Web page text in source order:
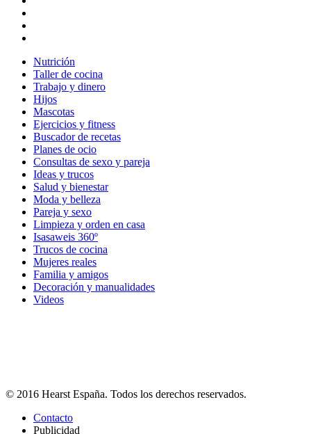
Nutrición
Taller de cocina
Trabajo y dinero
Hijos
Mascotas
Ejercicios y fitness
Buscador de recetas
Planes de ocio
Consultas de sexo y pareja
Ideas y trucos
Salud y bienestar
Moda y belleza
Pareja y sexo
Limpieza y orden en casa
Isasaweis 360º
Trucos de cocina
Mujeres reales
Familia y amigos
Decoración y manualidades
Videos
© 2016 Hearst España. Todos los derechos reservados.
Contacto
Publicidad